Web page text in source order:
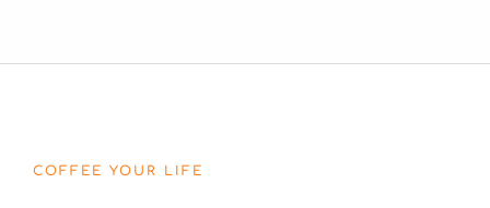
COFFEE YOUR LIFE